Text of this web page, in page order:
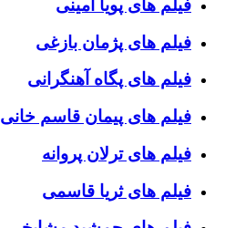
فیلم های پویا امینی
فیلم های پژمان بازغی
فیلم های پگاه آهنگرانی
فیلم های پیمان قاسم خانی
فیلم های ترلان پروانه
فیلم های ثریا قاسمی